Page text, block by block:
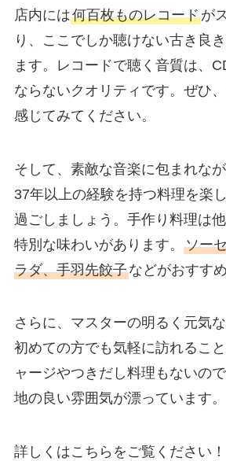
店内には何百枚ものレコードが
り、ここでしか聴けない古き良
ます。レコードで聴く音質は、
ならないクオリティです。ぜひ
感じてみてください。
そして、素敵な音楽に包まれな
37年以上の経験を持つ料理を楽
過ごしましょう。手作り料理は
特別な味わいがあります。 ソー
ラダ、手羽先餃子などがおすす
さらに、マスターの明るく元気な
初めての方でも気軽に訪れるこ
ャージやつきだし料理もないの
地の良い雰囲気が漂っています。
詳しくはこちらをご覧ください！